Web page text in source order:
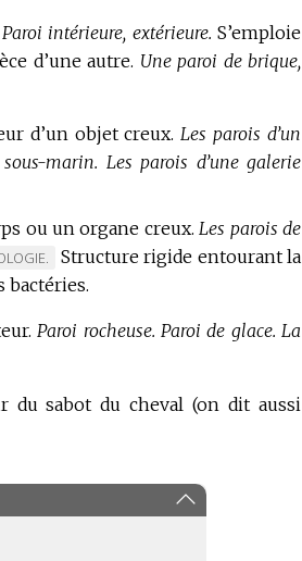
Paroi intérieure, extérieure. S’emploie
d’une autre. Une paroi de brique,
d’un objet creux. Les parois d’un
marin. Les parois d’une galerie
ou un organe creux. Les parois de
Structure rigide entourant la
bactéries.
Paroi rocheuse. Paroi de glace. La
du sabot du cheval (on dit aussi